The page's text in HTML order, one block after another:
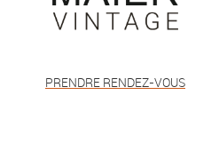
PRENDRE RENDEZ-VOUS